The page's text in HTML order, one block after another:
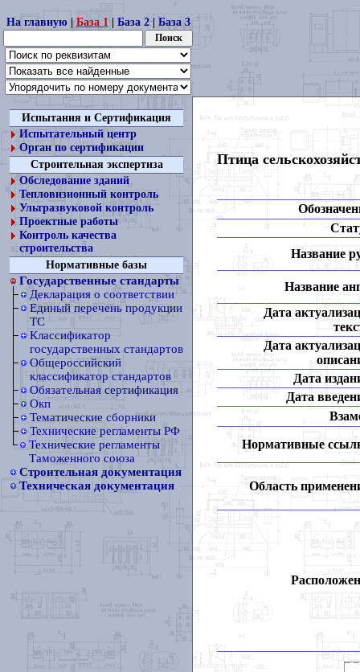
На главную| База 1| База 2| База 3
Испытания и Сертификация
Испытательный центр
Орган по сертификации
Строительная экспертиза
Обследование зданий
Тепловизионный контроль
Ультразвуковой контроль
Проектные работы
Контроль качества
строительства
Нормативные базы
Государственные стандарты
Декларация о соответствии
Единый перечень продукции
ТС
Классификатор
государственных стандартов
Общероссийский
классификатор стандартов
Обязательная сертификация
Окп
Тематические сборники
Технические регламенты РФ
Технические регламенты
Таможенного союза
Строительная документация
Техническая документация
Птица
Название
Название
Дата
Дата
Дата
Дата
Нормативные
Область